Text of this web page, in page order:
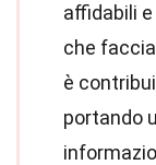
affidabili
che
è
portando